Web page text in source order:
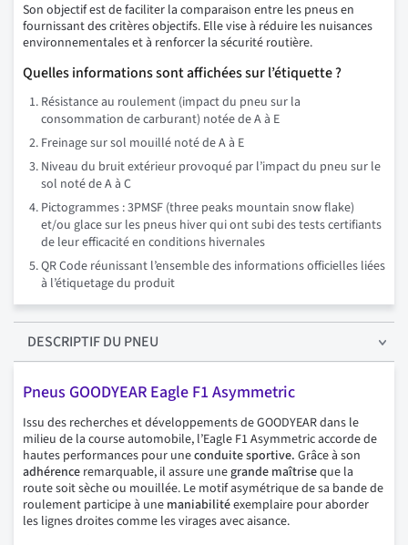
Son objectif est de faciliter la comparaison entre les pneus en
fournissant des critères objectifs. Elle vise à réduire les nuisances
environnementales et à renforcer la sécurité routière.
Quelles informations sont affichées sur l’étiquette ?
Résistance au roulement (impact du pneu sur la
consommation de carburant) notée de A à E
Freinage sur sol mouillé noté de A à E
Niveau du bruit extérieur provoqué par l’impact du pneu sur le
sol noté de A à C
Pictogrammes : 3PMSF (three peaks mountain snow flake)
et/ou glace sur les pneus hiver qui ont subi des tests certifiants
de leur efficacité en conditions hivernales
QR Code réunissant l’ensemble des informations officielles liées
à l’étiquetage du produit
DESCRIPTIFDU PNEU
Pneus GOODYEAR Eagle F1 Asymmetric
Issu des recherches et développements de GOODYEAR dans le
milieu de la course automobile, l’Eagle F1 Asymmetric accorde de
hautes performances pour uneconduite sportive. Grâce à son
adhérence remarquable, il assure unegrande maîtriseque la
route soit sèche ou mouillée. Le motif asymétrique de sa bande de
roulement participe à une maniabilitéexemplaire pour aborder
les lignes droites comme les virages avec aisance.